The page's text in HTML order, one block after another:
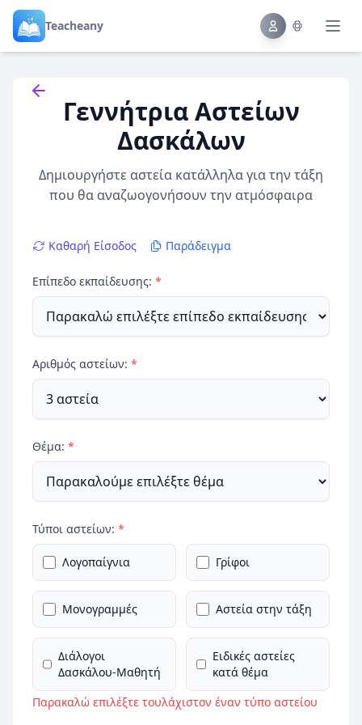
Teacheany
Back to toolsΓεννήτρια Αστείων
Δασκάλων
Δημιουργήστε αστεία κατάλληλα για την τάξη
που θα αναζωογονήσουν την ατμόσφαιρα
Καθαρή Είσοδος Παράδειγμα
Επίπεδο εκπαίδευσης: *
Αριθμός αστείων: *
Θέμα: *
Τύποι αστείων: *
Λογοπαίγνια Γρίφοι
Μονογραμμές Αστεία στην τάξη
Διάλογοι
Δασκάλου-Μαθητή
Ειδικές αστείες
κατά θέμα
Παρακαλώ επιλέξτε τουλάχιστον έναν τύπο αστείου